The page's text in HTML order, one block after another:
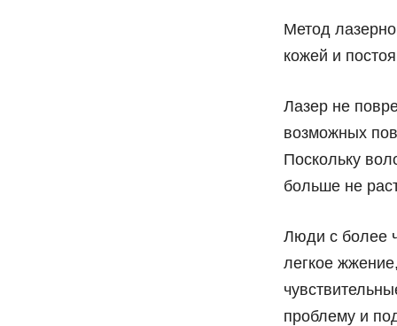
Метод
кожей и
Лазер не
возможных
Поскольку
больше не
Люди с более
легкое
проблему и